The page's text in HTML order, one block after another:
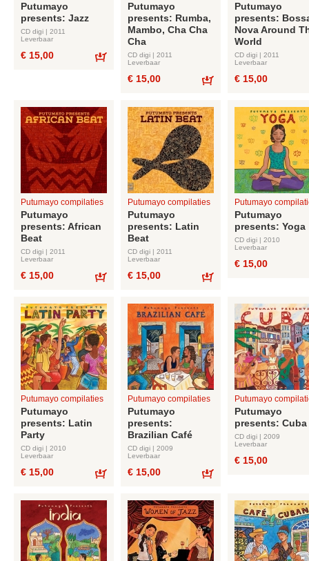
Putumayo
presents: Jazz
CD digi | 2011
Leverbaar
€ 15,00
Putumayo
presents: Rumba,
Mambo, Cha Cha
Cha
CD digi | 2011
Leverbaar
€ 15,00
Putumayo
presents:
Nova Around
World
CD digi | 2011
Leverbaar
€ 15,00
Putumayo compilaties
Putumayo
presents: African
Beat
CD digi | 2011
Leverbaar
€ 15,00
Putumayo compilaties
Putumayo
presents: Latin
Beat
CD digi | 2011
Leverbaar
€ 15,00
Putumayo
Putumayo
presents: Yoga
CD digi | 2010
Leverbaar
€ 15,00
Putumayo compilaties
Putumayo
presents: Latin
Party
CD digi | 2010
Leverbaar
€ 15,00
Putumayo compilaties
Putumayo
presents:
Brazilian Café
CD digi | 2009
Leverbaar
€ 15,00
Putumayo
Putumayo
presents: Cuba
CD digi | 2009
Leverbaar
€ 15,00